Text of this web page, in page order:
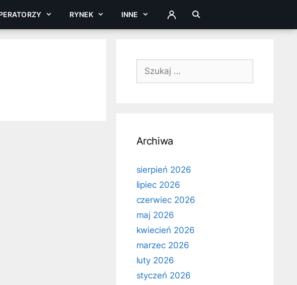
RYNEK INNE ZALOGUJ
Szukaj:
Archiwa
sierpień 2026
lipiec 2026
czerwiec 2026
maj 2026
kwiecień 2026
marzec 2026
luty 2026
styczeń 2026